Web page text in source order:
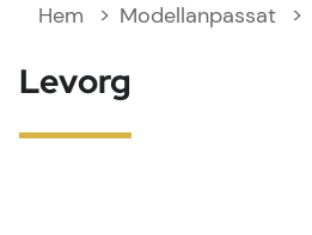
Hem Modellanpassat
Levorg